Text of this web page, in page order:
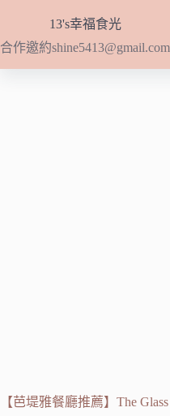
主
要
13's幸福食光
合作邀約shine5413@gmail.com
【芭堤雅餐廳推薦】The